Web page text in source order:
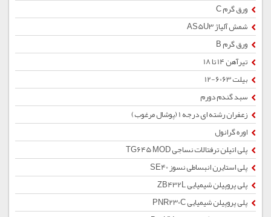
ورق گرم C
شمش آلیاژ AS5U3
ورق گرم B
تیرآهن 14 تا 18
بیلت 6063-12
سبد گندم دورم
زعفران رشته ای درجه 1 (پوشال مرغوب)
اوره گرانول
پلی اتیلن ترفتالات نساجی TG645 MOD
پلی استایرن انبساطی نسوز SE40
پلی پروپیلن شیمیایی ZB432L
پلی پروپیلن شیمیایی PNR230C